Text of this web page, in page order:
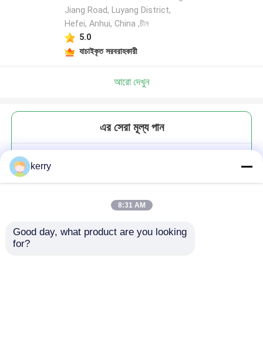
Jiang Road, Luyang District,
Hefei, Anhui, China ,চীন
5.0
যাচাইকৃত সরবরাহকারী
আরো দেখুন
এর সেরা মূল্য পান
kerry
8:31 AM
Good day, what product are you looking
for?